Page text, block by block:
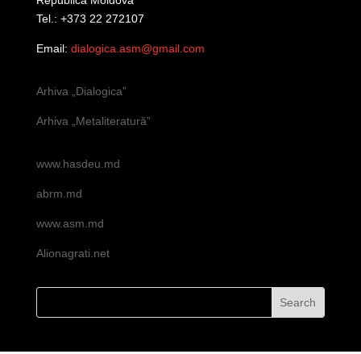
Tel.: +373 22 272107
Email: dialogica.asm@gmail.com
Arhiva „Dialogica”
Arhiva „Metaliteratură”
www.hasdeu.md
abrm.md
www.asm.md
Alionagrati.net